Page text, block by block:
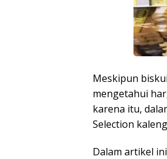
Meskipun
mengetahui
karena itu,
Selection
Dalam artikel